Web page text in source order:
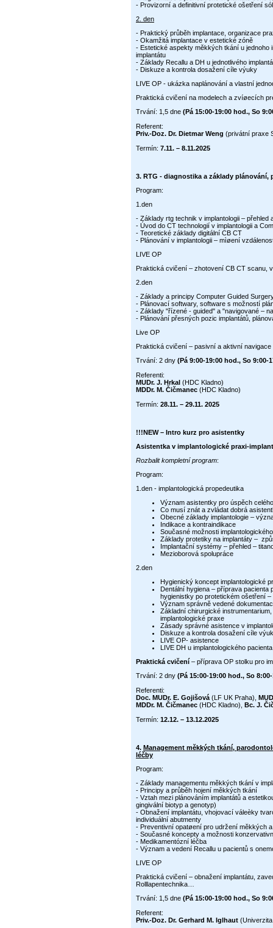
- Provizorní a definitivní protetické ošetření
2. den
- Praktický průběh implantace, organizace
- Okamžitá implantace v estetické zóně
- Estetické aspekty měkkých tkání u jednoho
implantátu
- Základy Recallu a DH u jednotlivého
- Diskuze a kontrola dosažení cíle výuky
LIVE OP - ukázka naplánování a vlastní
Praktická cvičení na modelech a zvíøecích
Trvání: 1,5 dne (Pá 15:00-19:00 hod., So
Referent:
Priv.-Doz. Dr. Dietmar Weng (privátní praxe
Termín: 7.11. – 8.11.2025
3. RTG - diagnostika a základy
Program:
1.den
- Základy rtg technik v implantologii – přehled
- Úvod do CT technologií v implantologii a
- Teoretické základy digitální CB CT
- Plánování v implantologii – mìøení
LIVE OP
Praktická cvičení – zhotovení CB CT scanu,
2.den
- Základy a principy Computer Guided
- Plánovací softwary, software s možností
- Základy "řízené - guided" a "navigované –
- Plánování přesných pozic implantátů,
Live OP
Praktická cvičení – pasivní a aktivní navigace
Trvání: 2 dny (Pá 9:00-19:00 hod., So 9:00-
Referenti:
MUDr. J. Hrkal (HDC Kladno)
MDDr. M. Čičmanec (HDC Kladno)
Termín: 28.11. – 29.11. 2025
!!!NEW – Intro kurz pro asistentky
Asistentka v implantologické praxi-
Rozbalit kompletní program:
Program:
1.den - implantologická propedeutika
Význam asistentky pro úspěch
Co musí znát a zvládat dobrá
Obecné základy implantologie –
Indikace
Současné možnosti
Základy protetiky na implantáty –
Implantační systémy – přehled –
Mezioborová spolupráce
2.den
Hygienický koncept implantologické
Dentální hygiena – příprava pacienta
hygienistky po protetickém ošetření
Význam správně vedené
Základní chirurgické
implantologické praxe
Zásady správné asistence v
Diskuze a kontrola dosažení cíle
LIVE OP- asistence
LIVE DH u implantologického pacienta
Praktická cvičení – příprava OP stolku pro
Trvání: 2 dny (Pá 15:00-19:00 hod., So
Referenti:
Doc. MUDr. E. Gojišová (LF UK Praha),
MDDr. M. Čičmanec (HDC Kladno), Bc. J.
Termín: 12.12. – 13.12.2025
4. Management měkkých tkání,
léčby
Program:
- Základy managementu měkkých tkání v
- Principy a průběh hojení měkkých tkání
- Vztah mezi plánováním implantátů a
gingivální biotyp a genotyp)
- Obnažení implantátu, vhojovací váleèky
individuální abutmenty
- Preventivní opatøení pro udržení měkkých
- Současné koncepty a možnosti
- Medikamentózní léčba
- Význam a vedení Recallu u pacientů s
LIVE OP
Praktická cvičení – obnažení implantátu,
Rolllapentechnika…
Trvání: 1,5 dne (Pá 15:00-19:00 hod., So
Referent:
Priv.-Doz. Dr. Gerhard M. Iglhaut